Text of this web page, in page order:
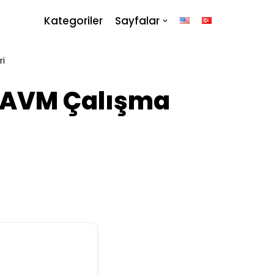
Kategoriler Sayfalar
Çalışma